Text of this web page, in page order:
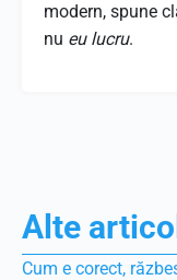
modern, spune
nu eu lucru.
Alte
Cum e corect,